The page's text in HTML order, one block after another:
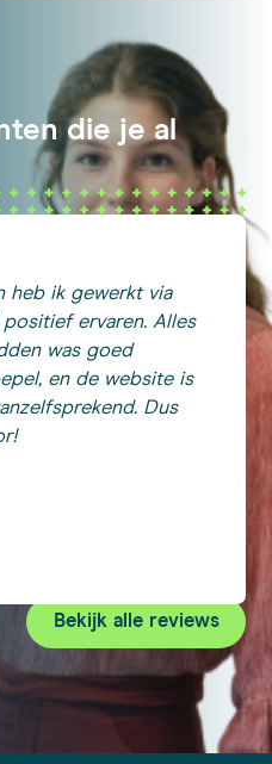
die je al
heb ik gewerkt via
ervaren. Alles
was goed
en de website is
Dus
Bekijk alle reviews